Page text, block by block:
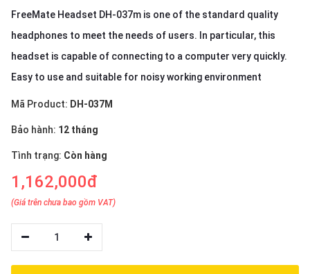
FreeMate Headset DH-037m is one of the standard quality
headphones to meet the needs of users. In particular, this
headset is capable of connecting to a computer very quickly.
Easy to use and suitable for noisy working environment
Mã Product: DH-037M
Bảo hành: 12 tháng
Tình trạng: Còn hàng
1,162,000đ
(Giá trên chưa bao gồm VAT)
1
thiệu
LANGUAGE
Tiếng